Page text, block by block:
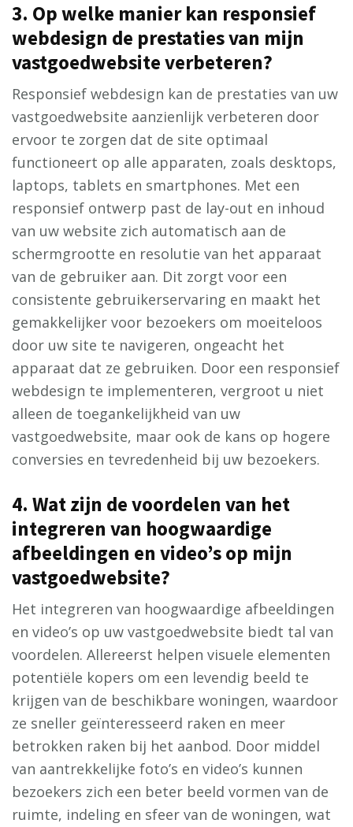
3. Op welke manier kan responsief
webdesign de prestaties van mijn
vastgoedwebsite verbeteren?
Responsief webdesign kan de prestaties van uw
vastgoedwebsite aanzienlijk verbeteren door
ervoor te zorgen dat de site optimaal
functioneert op alle apparaten, zoals desktops,
laptops, tablets en smartphones. Met een
responsief ontwerp past de lay-out en inhoud
van uw website zich automatisch aan de
schermgrootte en resolutie van het apparaat
van de gebruiker aan. Dit zorgt voor een
consistente gebruikerservaring en maakt het
gemakkelijker voor bezoekers om moeiteloos
door uw site te navigeren, ongeacht het
apparaat dat ze gebruiken. Door een responsief
webdesign te implementeren, vergroot u niet
alleen de toegankelijkheid van uw
vastgoedwebsite, maar ook de kans op hogere
conversies en tevredenheid bij uw bezoekers.
4. Wat zijn de voordelen van het
integreren van hoogwaardige
afbeeldingen en video’s op mijn
vastgoedwebsite?
Het integreren van hoogwaardige afbeeldingen
en video’s op uw vastgoedwebsite biedt tal van
voordelen. Allereerst helpen visuele elementen
potentiële kopers om een levendig beeld te
krijgen van de beschikbare woningen, waardoor
ze sneller geïnteresseerd raken en meer
betrokken raken bij het aanbod. Door middel
van aantrekkelijke foto’s en video’s kunnen
bezoekers zich een beter beeld vormen van de
ruimte, indeling en sfeer van de woningen, wat